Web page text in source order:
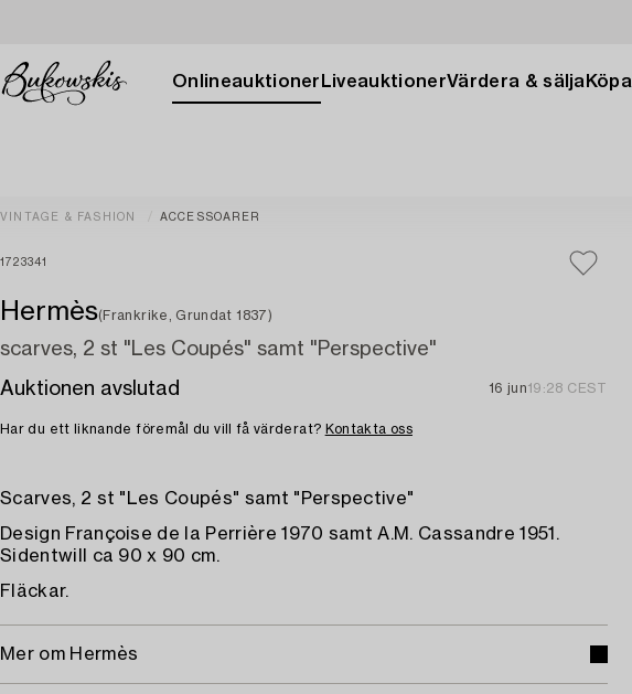
Onlineauktioner LiveauktionerVärdera & sälja Köpa
VINTAGE & FASHION ACCESSOARER
1723341
Hermès(Frankrike, Grundat 1837)
scarves, 2 st "Les Coupés" samt "Perspective"
Auktionen avslutad
16 jun19:28 CEST
Har du ett liknande föremål du vill få värderat? Kontakta oss
Scarves, 2 st "Les Coupés" samt "Perspective"
Design Françoise de la Perrière 1970 samt A.M. Cassandre 1951.
Sidentwill ca 90 x 90 cm.
Fläckar.
Mer om Hermès